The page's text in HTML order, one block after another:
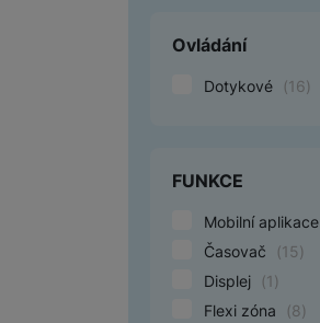
Ovládání
Dotykové (16)
FUNKCE
Mobilní aplikace
Časovač
(15)
Displej
(1 )
Flexi zóna
(8)